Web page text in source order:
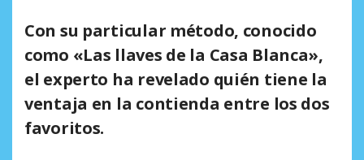
Con su particular método, conocido
como «Las llaves de la Casa Blanca»,
el experto ha revelado quién tiene la
ventaja en la contienda entre los dos
favoritos.